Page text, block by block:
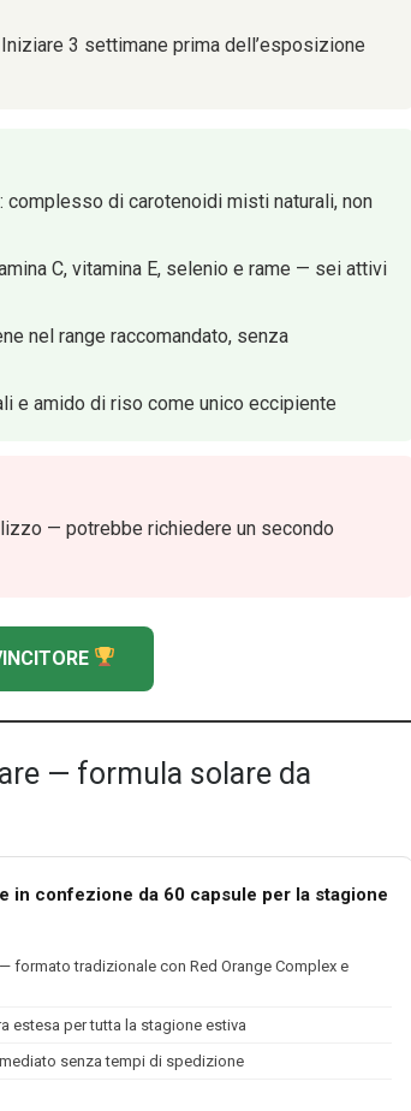
3 settimane prima dell’esposizione
complesso di carotenoidi misti naturali, non
C, vitamina E, selenio e rame — sei attivi
nel range raccomandato, senza
e amido di riso come unico eccipiente
— potrebbe richiedere un secondo
— formula solare da
in confezione da 60 capsule per la stagione
— formato tradizionale con Red Orange Complex e
estesa per tutta la stagione estiva
senza tempi di spedizione